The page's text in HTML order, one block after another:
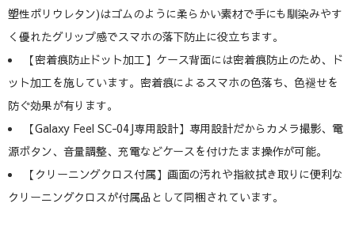
塑性ポリウレタン)はゴムのように柔らかい素材で手にも馴染みやす
く優れたグリップ感でスマホの落下防止に役立ちます。
【密着痕防止ドット加工】ケース背面には密着痕防止のため、ド
ット加工を施しています。密着痕によるスマホの色落ち、色褪せを
防ぐ効果が有ります。
【Galaxy Feel SC-04J専用設計】専用設計だからカメラ撮影、電
源ボタン、音量調整、充電などケースを付けたまま操作が可能。
【クリーニングクロス付属】画面の汚れや指紋拭き取りに便利な
クリーニングクロスが付属品として同梱されています。